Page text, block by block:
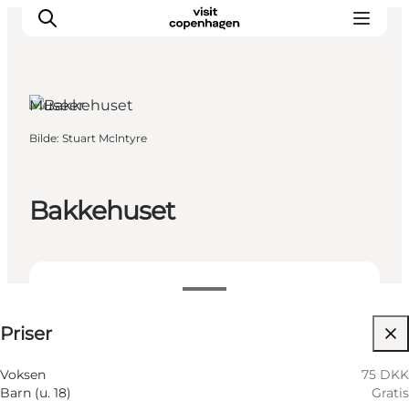
Planlegg turen din
Bakkehuset
Priser
Voksen
75 DKK
Barn (u. 18)
Gratis
Museer
Bilde: Stuart Mclntyre